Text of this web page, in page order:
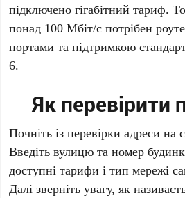
підключено гігабітний тариф.
понад 100 Мбіт/с потрібен
портами та підтримкою
6.
Як перевірити
Почніть із перевірки адреси на
Введіть вулицю та номер
доступні тарифи і тип мережі
Далі зверніть увагу, як